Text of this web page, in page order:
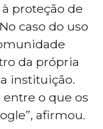
proteção de
caso do uso
da própria
instituição.
o que os
afirmou.